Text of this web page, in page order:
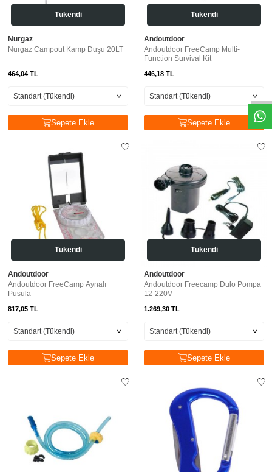
Tükendi
Nurgaz
Nurgaz Campout Kamp Duşu 20LT
464,04 TL
Sepete Ekle
Tükendi
Andoutdoor
Andoutdoor FreeCamp Multi-
Function Survival Kit
446,18 TL
Sepete Ekle
Tükendi
Andoutdoor
Andoutdoor FreeCamp Aynalı
Pusula
817,05 TL
Sepete Ekle
Tükendi
Andoutdoor
Andoutdoor Freecamp Dulo Pompa
12-220V
1.269,30 TL
Sepete Ekle